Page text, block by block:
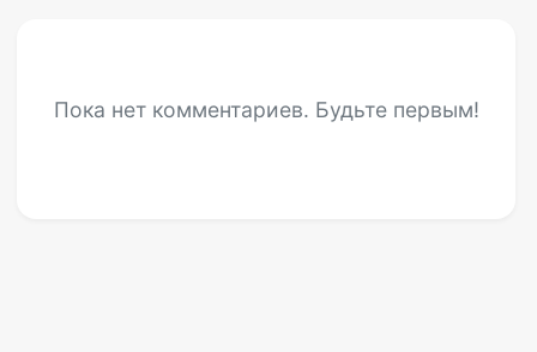
Пока нет комментариев. Будьте первым!